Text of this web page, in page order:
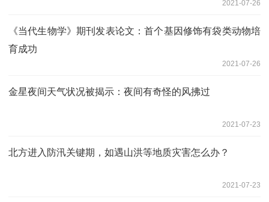
2021-07-26
《当代生物学》期刊发表论文：首个基因修饰有袋类动物培
育成功
2021-07-26
金星夜间天气状况被揭示：夜间有奇怪的风拂过
2021-07-23
北方进入防汛关键期，如遇山洪等地质灾害怎么办？
2021-07-23